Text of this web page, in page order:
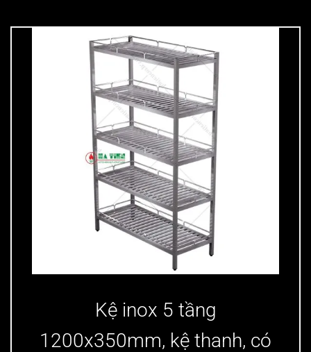
Kệ inox 5 tầng
1200x350mm, kệ thanh, có